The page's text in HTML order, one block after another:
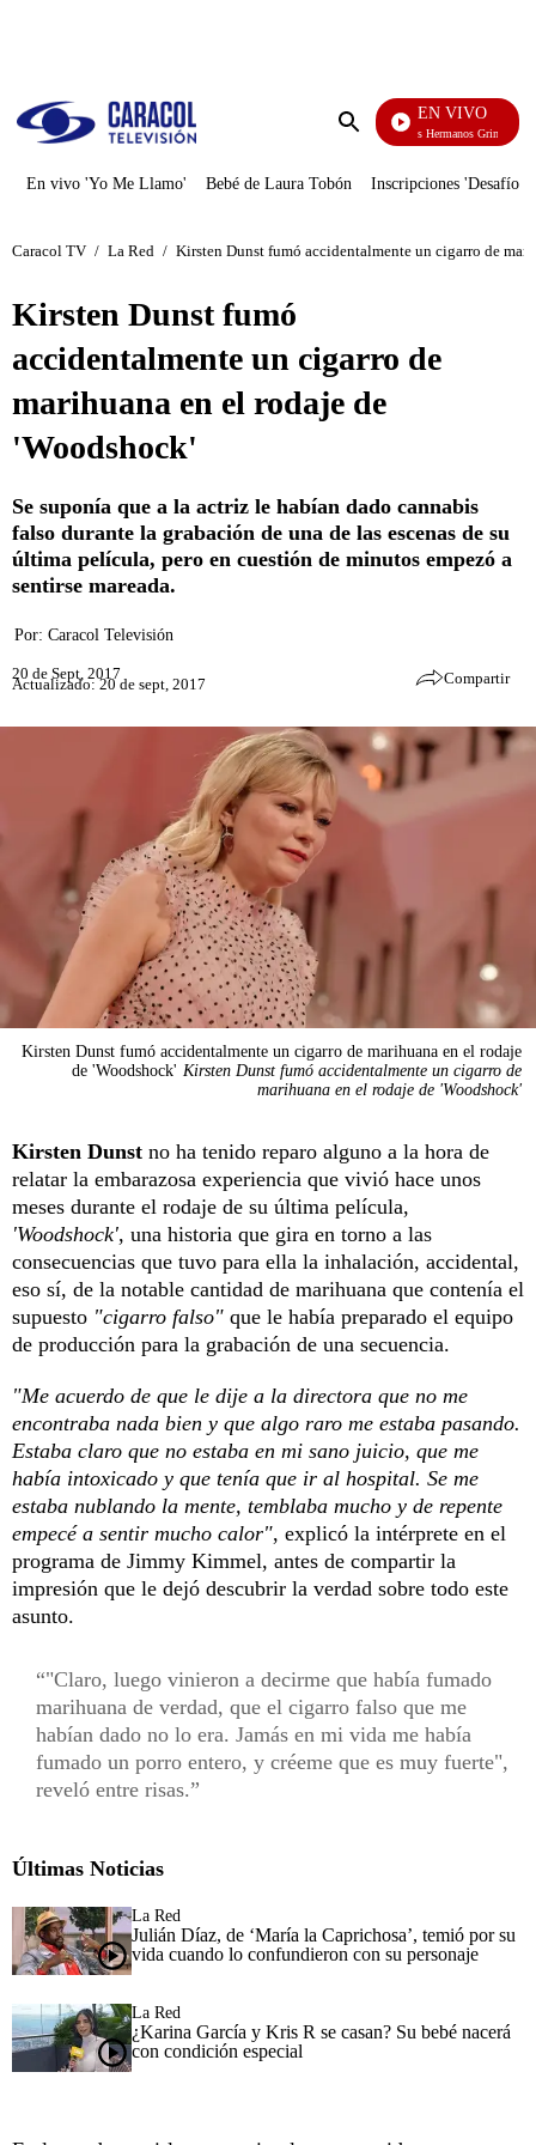
Enviar
EN VIVO
Cuentos De Los Hermanos Grimm
En vivo 'Yo Me Llamo' Bebé de Laura Tobón Inscripciones 'Desafío'
Caracol TV / La Red / Kirsten Dunst fumó accidentalmente un cigarro de
Kirsten Dunst fumó
accidentalmente un cigarro de
marihuana en el rodaje de
'Woodshock'
Se suponía que a la actriz le habían dado cannabis
falso durante la grabación de una de las escenas de su
última película, pero en cuestión de minutos empezó a
sentirse mareada.
Por: Caracol Televisión
20 de Sept, 2017
Actualizado: 20 de sept, 2017 Compartir
Kirsten Dunst fumó accidentalmente un cigarro de marihuana en el rodaje
de 'Woodshock' Kirsten Dunst fumó accidentalmente un cigarro de
marihuana en el rodaje de 'Woodshock'
Kirsten Dunst no ha tenido reparo alguno a la hora de
relatar la embarazosa experiencia que vivió hace unos
meses durante el rodaje de su última película,
'Woodshock', una historia que gira en torno a las
consecuencias que tuvo para ella la inhalación, accidental,
eso sí, de la notable cantidad de marihuana que contenía el
supuesto "cigarro falso" que le había preparado el equipo
de producción para la grabación de una secuencia.
"Me acuerdo de que le dije a la directora que no me
encontraba nada bien y que algo raro me estaba pasando.
Estaba claro que no estaba en mi sano juicio, que me
había intoxicado y que tenía que ir al hospital. Se me
estaba nublando la mente, temblaba mucho y de repente
empecé a sentir mucho calor", explicó la intérprete en el
programa de Jimmy Kimmel, antes de compartir la
impresión que le dejó descubrir la verdad sobre todo este
asunto.
"Claro, luego vinieron a decirme que había fumado
marihuana de verdad, que el cigarro falso que me
habían dado no lo era. Jamás en mi vida me había
fumado un porro entero, y créeme que es muy fuerte",
reveló entre risas.
Últimas Noticias
La Red
Julián Díaz, de ‘María la Caprichosa’, temió por su
vida cuando lo confundieron con su personaje
La Red
¿Karina García y Kris R se casan? Su bebé nacerá
con condición especial